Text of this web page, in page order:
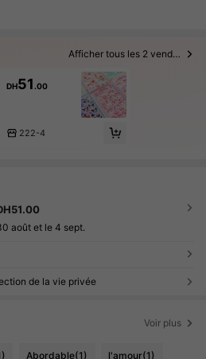
Afficher tous les 2 vendeurs
DH51 .00
222-4
août et le 4 sept.
de la vie privée
Voir plus
Abordable(1) l'amour(1)